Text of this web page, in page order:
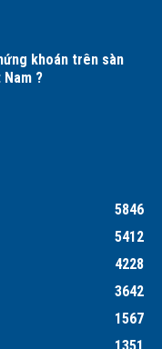
khoán trên sàn
?
5846
5412
4228
3642
1567
1351